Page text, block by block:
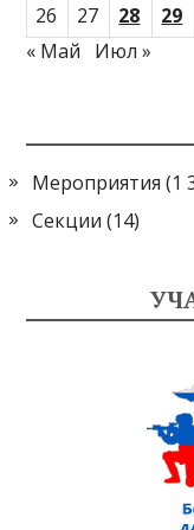
26
27 28 29
« Май
Июл »
Мероприятия (1
Секции (14)